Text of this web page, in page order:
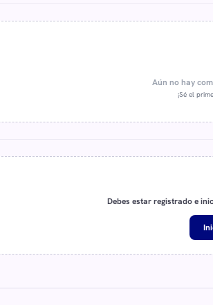
Aún no hay
¡Sé el
Debes estar registrado e